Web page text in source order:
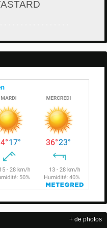
+ de photos